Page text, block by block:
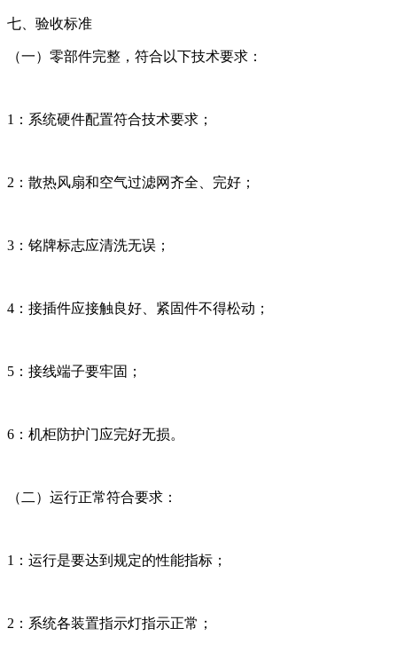
七、验收标准
（一）零部件完整，符合以下技术要求：
1：系统硬件配置符合技术要求；
2：散热风扇和空气过滤网齐全、完好；
3：铭牌标志应清洗无误；
4：接插件应接触良好、紧固件不得松动；
5：接线端子要牢固；
6：机柜防护门应完好无损。
（二）运行正常符合要求：
1：运行是要达到规定的性能指标；
2：系统各装置指示灯指示正常；